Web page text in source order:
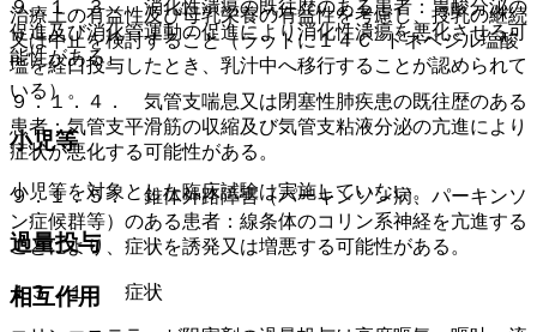
治療上の有益性及び母乳栄養の有益性を考慮し、授乳の継続
又は中止を検討すること（ラットに１４Ｃ−ドネペジル塩酸
塩を経口投与したとき、乳汁中へ移行することが認められて
いる）。
小児等
小児等を対象とした臨床試験は実施していない。
過量投与
１３．１． 症状
９．１．３． 消化性潰瘍の既往歴のある患者：胃酸分泌の
促進及び消化管運動の促進により消化性潰瘍を悪化させる可
能性がある。
９．１．４． 気管支喘息又は閉塞性肺疾患の既往歴のある
患者：気管支平滑筋の収縮及び気管支粘液分泌の亢進により
症状が悪化する可能性がある。
９．１．５． 錐体外路障害（パーキンソン病、パーキンソ
ン症候群等）のある患者：線条体のコリン系神経を亢進する
ことにより、症状を誘発又は増悪する可能性がある。
相互作用